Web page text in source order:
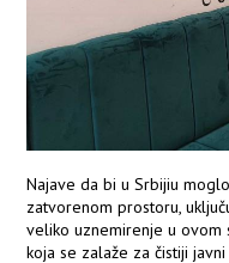
Najave da bi u Srbijiu
zatvorenom prostoru,
veliko uznemirenje u ovom
koja se zalaže za čistiji